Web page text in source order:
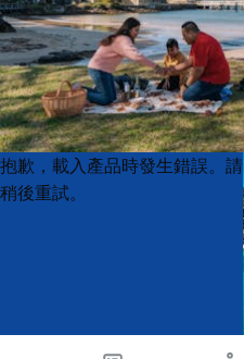
Product
List
Product
List
抱歉，載入產品時發生錯誤。請
稍後重試。